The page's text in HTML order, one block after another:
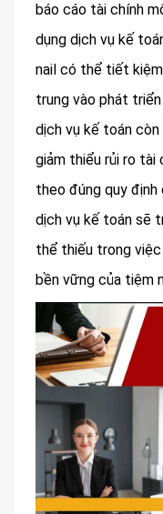
báo cáo tài chính
dụng dịch vụ kế
nail có thể tiết
trung vào phát triển
dịch vụ kế toán
giảm thiểu rủi ro tài
theo đúng quy định
dịch vụ kế toán sẽ
thể thiếu trong
bền vững của tiệm